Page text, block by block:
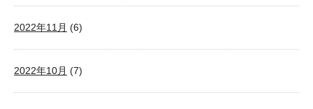
2022年11月 (6)
2022年10月 (7)